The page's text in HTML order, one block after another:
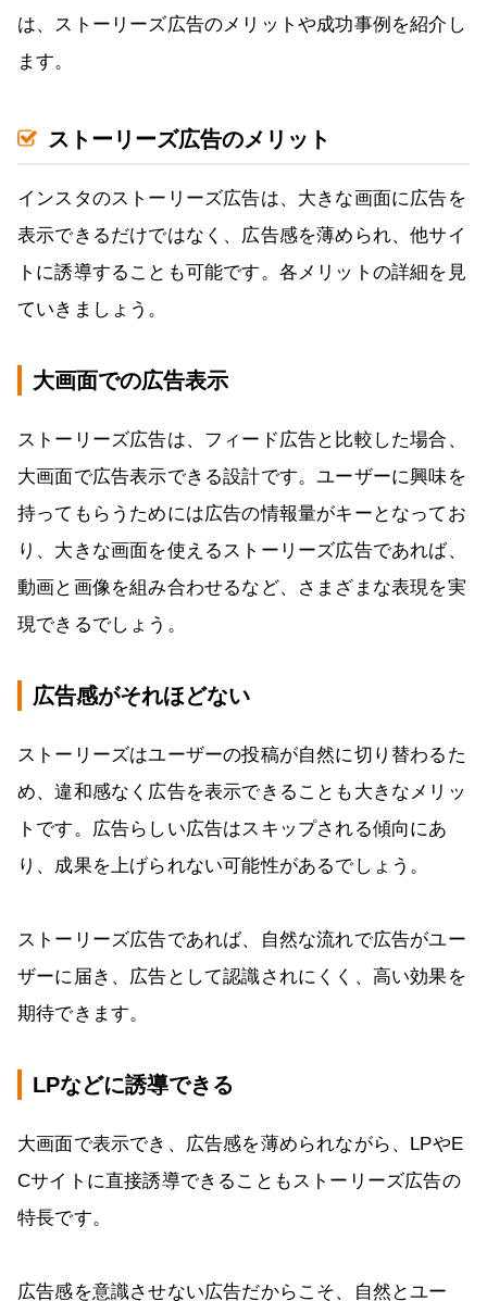
は、ストーリーズ広告のメリットや成功事例を紹介し
ます。
ストーリーズ広告のメリット
インスタのストーリーズ広告は、大きな画面に広告を
表示できるだけではなく、広告感を薄められ、他サイ
トに誘導することも可能です。各メリットの詳細を見
ていきましょう。
大画面での広告表示
ストーリーズ広告は、フィード広告と比較した場合、
大画面で広告表示できる設計です。ユーザーに興味を
持ってもらうためには広告の情報量がキーとなってお
り、大きな画面を使えるストーリーズ広告であれば、
動画と画像を組み合わせるなど、さまざまな表現を実
現できるでしょう。
広告感がそれほどない
ストーリーズはユーザーの投稿が自然に切り替わるた
め、違和感なく広告を表示できることも大きなメリッ
トです。広告らしい広告はスキップされる傾向にあ
り、成果を上げられない可能性があるでしょう。
ストーリーズ広告であれば、自然な流れで広告がユー
ザーに届き、広告として認識されにくく、高い効果を
期待できます。
LPなどに誘導できる
大画面で表示でき、広告感を薄められながら、LPやE
Cサイトに直接誘導できることもストーリーズ広告の
特長です。
広告感を意識させない広告だからこそ、自然とユー